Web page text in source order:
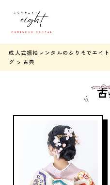
成人式振袖レンタルのふりそでエイト
グ > 古典